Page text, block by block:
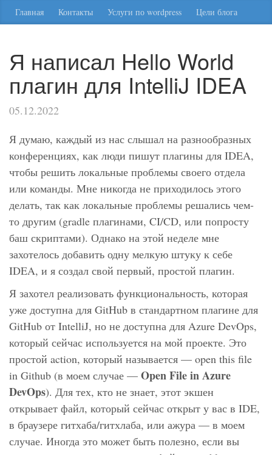
Главная Контакты Услуги по wordpress Цели блога
Я написал Hello World
плагин для IntelliJ IDEA
05.12.2022
Я думаю, каждый из нас слышал на разнообразных
конференциях, как люди пишут плагины для IDEA,
чтобы решить локальные проблемы своего отдела
или команды. Мне никогда не приходилось этого
делать, так как локальные проблемы решались чем-
то другим (gradle плагинами, CI/CD, или попросту
баш скриптами). Однако на этой неделе мне
захотелось добавить одну мелкую штуку к себе
IDEA, и я создал свой первый, простой плагин.
Я захотел реализовать функциональность, которая
уже доступна для GitHub в стандартном плагине для
GitHub от IntelliJ, но не доступна для Azure DevOps,
который сейчас используется на мой проекте. Это
простой action, который называется — open this file
in Github (в моем случае — Open File in Azure
DevOps). Для тех, кто не знает, этот экшен
открывает файл, который сейчас открыт у вас в IDE,
в браузере гитхаба/гитхлаба, или ажура — в моем
случае. Иногда это может быть полезно, если вы